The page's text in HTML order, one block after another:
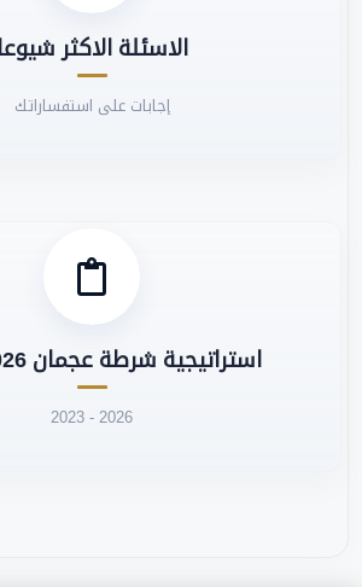
الاسئلة الاكثر شيوعا
إجابات على استفساراتك
استراتيجية شرطة عجمان 2026-2023
2023 - 2026